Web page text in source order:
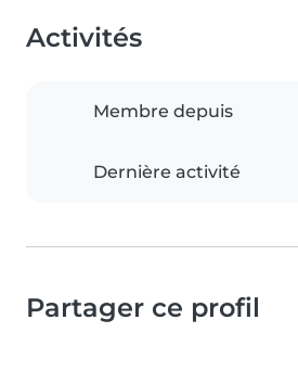
Activités
Membre depuis
Dernière activité
Partager ce profil